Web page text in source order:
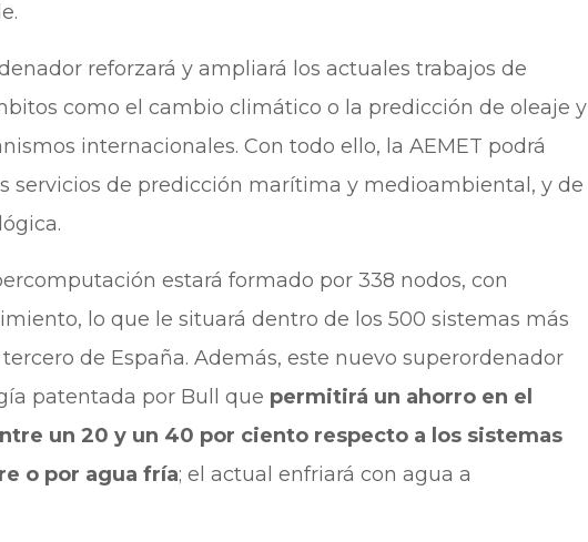
reforzará y ampliará los actuales trabajos de
como el cambio climático o la predicción de oleaje y
internacionales. Con todo ello, la AEMET podrá
servicios de predicción marítima y medioambiental, y de
estará formado por 338 nodos, con
lo que le situará dentro de los 500 sistemas más
de España. Además, este nuevo superordenador
patentada por Bull que permitirá un ahorro en el
un 20 y un 40 por ciento respecto a los sistemas
o por agua fría; el actual enfriará con agua a